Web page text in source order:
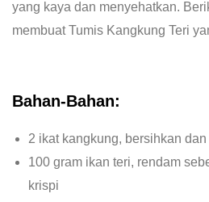
yang kaya dan menyehatkan.
membuat Tumis Kangkung Teri
Bahan-Bahan:
2 ikat kangkung, bersihkan
100 gram ikan teri, rendam
krispi